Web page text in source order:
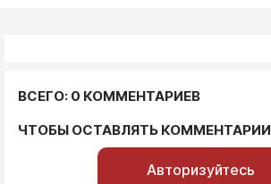
ВСЕГО: 0 КОММЕНТАРИЕВ
ЧТОБЫ ОСТАВЛЯТЬ КОММЕНТАРИИ
Авторизуйтесь